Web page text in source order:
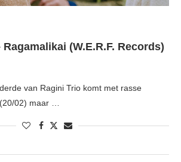
Ragamalikai (W.E.R.F. Records)
van Ragini Trio komt met rasse
02) maar …